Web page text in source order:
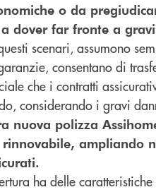
o da
dover far fronte a
scenari, assumono
consentano di
che i contratti
considerando i gravi
nuova polizza
ampliando
ha delle